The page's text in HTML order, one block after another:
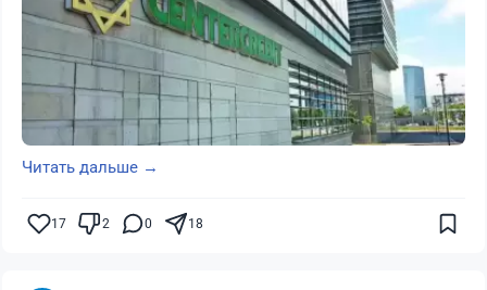
Читать дальше →
17 2 0 18